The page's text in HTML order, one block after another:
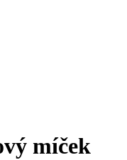
míček